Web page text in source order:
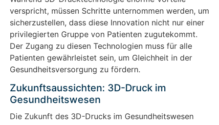
verspricht, müssen Schritte unternommen werden, um
sicherzustellen, dass diese Innovation nicht nur einer
privilegierten Gruppe von Patienten zugutekommt.
Der Zugang zu diesen Technologien muss für alle
Patienten gewährleistet sein, um Gleichheit in der
Gesundheitsversorgung zu fördern.
Zukunftsaussichten: 3D-Druck im
Gesundheitswesen
Die Zukunft des 3D-Drucks im Gesundheitswesen